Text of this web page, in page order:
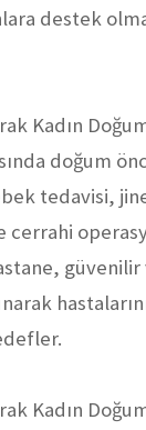
destek
Kadın
doğum
tedavisi,
cerrahi
Kadın